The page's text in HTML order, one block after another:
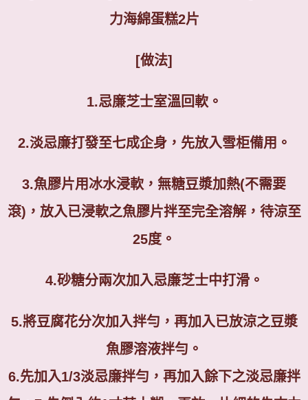
力海綿蛋糕2片
[做法]
1.忌廉芝士室溫回軟。
2.淡忌廉打發至七成企身，先放入雪柜備用。
3.魚膠片用冰水浸軟，無糖豆漿加熱(不需要
滾) ，放入已浸軟之魚膠片拌至完全溶解，待涼至
25度。
4.砂糖分兩次加入忌廉芝士中打滑。
5.將豆腐花分次加入拌勻，再加入已放涼之豆漿
魚膠溶液拌勻。
6.先加入1/3淡忌廉拌勻，再加入餘下之淡忌廉拌